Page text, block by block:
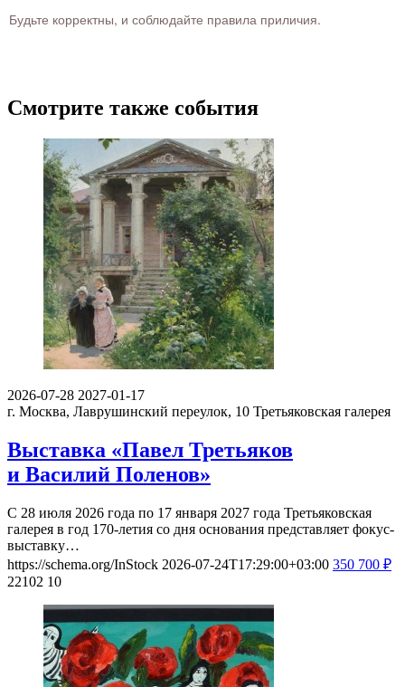
Будьте корректны, и соблюдайте правила приличия.
Смотрите также события
2026-07-28 2027-01-17
г. Москва, Лаврушинский переулок, 10 Третьяковская галерея
Выставка «Павел Третьяков
и Василий Поленов»
С 28 июля 2026 года по 17 января 2027 года Третьяковская
галерея в год 170-летия со дня основания представляет фокус-
выставку…
https://schema.org/InStock 2026-07-24T17:29:00+03:00 350 700 ₽
22102 10